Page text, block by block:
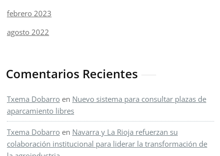
febrero 2023
agosto 2022
Comentarios Recientes
Txema Dobarro en Nuevo sistema para consultar plazas de
aparcamiento libres
Txema Dobarro en Navarra y La Rioja refuerzan su
colaboración institucional para liderar la transformación de